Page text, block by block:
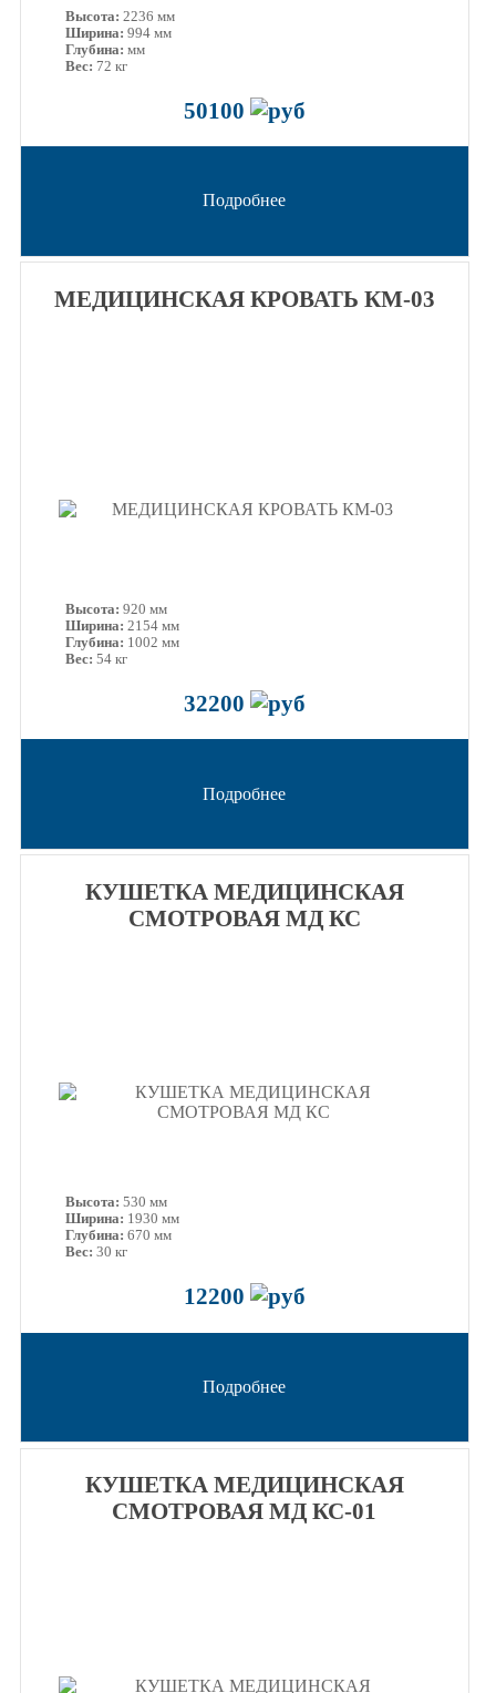
Высота: 2236 мм
Ширина: 994 мм
Глубина: мм
Вес: 72 кг
50100
Подробнее
МЕДИЦИНСКАЯ КРОВАТЬ КМ-03
Высота: 920 мм
Ширина: 2154 мм
Глубина: 1002 мм
Вес: 54 кг
32200
Подробнее
КУШЕТКА МЕДИЦИНСКАЯ
СМОТРОВАЯ МД КС
Высота: 530 мм
Ширина: 1930 мм
Глубина: 670 мм
Вес: 30 кг
12200
Подробнее
КУШЕТКА МЕДИЦИНСКАЯ
СМОТРОВАЯ МД КС-01